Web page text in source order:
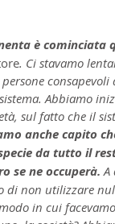
è
. Ci stavamo
consapevoli
Abbiamo
sul fatto che il
anche capito
da tutto il
se ne occuperà. A
di non utilizzare
in cui